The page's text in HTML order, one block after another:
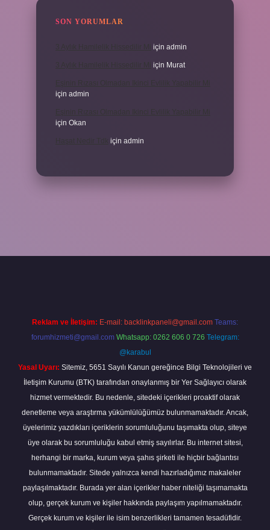
SON YORUMLAR
için admin
için Murat
için admin
için Okan
için admin
Reklam ve İletişim: E-mail: backlinkpaneli@gmail.com Teams:
forumhizmeti@gmail.com Whatsapp: 0262 606 0 726 Telegram:
@karabul
Yasal Uyarı: Sitemiz, 5651 Sayılı Kanun gereğince Bilgi Teknolojileri ve
İletişim Kurumu (BTK) tarafından onaylanmış bir Yer Sağlayıcı olarak
hizmet vermektedir. Bu nedenle, sitedeki içerikleri proaktif olarak
denetleme veya araştırma yükümlülüğümüz bulunmamaktadır. Ancak,
üyelerimiz yazdıkları içeriklerin sorumluluğunu taşımakta olup, siteye
üye olarak bu sorumluluğu kabul etmiş sayılırlar. Bu internet sitesi,
herhangi bir marka, kurum veya şahıs şirketi ile hiçbir bağlantısı
bulunmamaktadır. Sitede yalnızca kendi hazırladığımız makaleler
paylaşılmaktadır. Burada yer alan içerikler haber niteliği taşımamakta
olup, gerçek kurum ve kişiler hakkında paylaşım yapılmamaktadır.
Gerçek kurum ve kişiler ile isim benzerlikleri tamamen tesadüfidir.